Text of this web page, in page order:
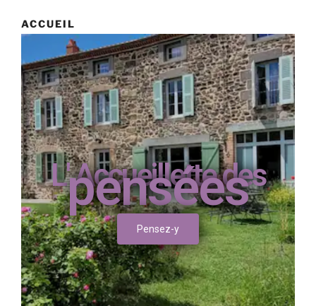
ACCUEIL
L' Accueillette des
pensées
Pensez-y